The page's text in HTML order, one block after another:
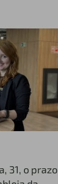
31, o prazo